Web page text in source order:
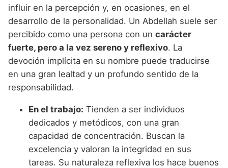
influir en la percepción y, en ocasiones, en el
desarrollo de la personalidad. Un Abdellah suele ser
percibido como una persona con un carácter
fuerte, pero a la vez sereno y reflexivo. La
devoción implícita en su nombre puede traducirse
en una gran lealtad y un profundo sentido de la
responsabilidad.
En el trabajo: Tienden a ser individuos
dedicados y metódicos, con una gran
capacidad de concentración. Buscan la
excelencia y valoran la integridad en sus
tareas. Su naturaleza reflexiva los hace buenos